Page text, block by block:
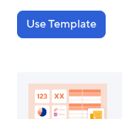
Use Template